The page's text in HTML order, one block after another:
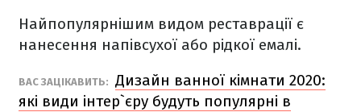
Найпопулярнішим видом реставрації є
нанесення напівсухої або рідкої емалі.
ВАС ЗАЦІКАВИТЬ: Дизайн ванної кімнати 2020:
які види інтер`єру будуть популярні в